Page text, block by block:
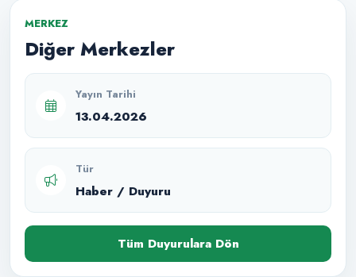
MERKEZ
Diğer Merkezler
Yayın Tarihi
13.04.2026
Tür
Haber / Duyuru
Tüm Duyurulara Dön